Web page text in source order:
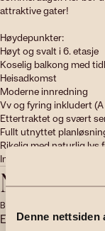
Denne nettsiden
attraktive gater!
Høydepunkter:
Høyt og svalt i 6. etasje
Koselig balkong med
Heisadkomst
Moderne innredning
Vv og fyring inkludert
Ettertraktet og svært
Fullt utnyttet
Rikelig med naturlig lys
Ingen TG3
BOLIGTYPE
Eierseksjon